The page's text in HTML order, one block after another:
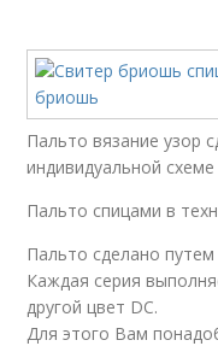
Пальто вязание узор
индивидуальной схеме
Пальто спицами в
Пальто сделано
Каждая серия
другой цвет DC.
Для этого Вам